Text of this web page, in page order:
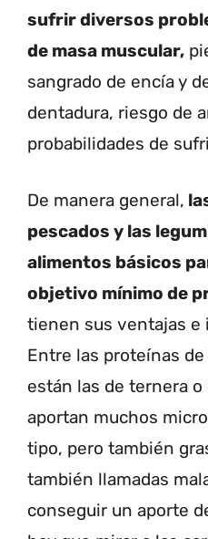
sufrir diversos
de masa muscular,
sangrado de encía y
dentadura, riesgo de
probabilidades de
De manera general,
pescados y las
alimentos básicos
objetivo mínimo de
tienen sus ventajas
Entre las proteínas
están las de ternera
aportan muchos
tipo, pero también
también llamadas
conseguir un aporte